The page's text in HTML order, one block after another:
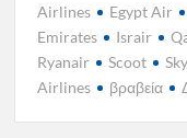
Airlines
Egypt Air
Emirates
Israir
Ryanair
Scoot
Airlines
βραβεία